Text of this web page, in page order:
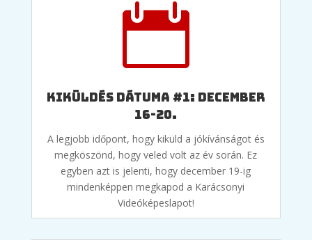

Kiküldés dátuma #1: december
16-20.
A legjobb időpont, hogy kiküld a jókívánságot és
megköszönd, hogy veled volt az év során. Ez
egyben azt is jelenti, hogy december 19-ig
mindenképpen megkapod a Karácsonyi
Videóképeslapot!